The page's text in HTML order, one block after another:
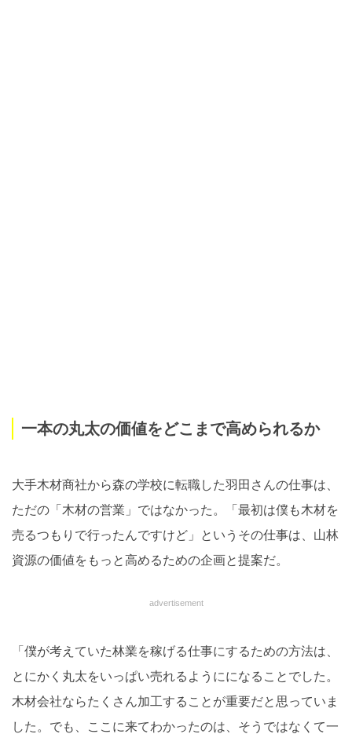
一本の丸太の価値をどこまで高められるか
大手木材商社から森の学校に転職した羽田さんの仕事は、
ただの「木材の営業」ではなかった。「最初は僕も木材を
売るつもりで行ったんですけど」というその仕事は、山林
資源の価値をもっと高めるための企画と提案だ。
advertisement
「僕が考えていた林業を稼げる仕事にするための方法は、
とにかく丸太をいっぱい売れるようにになることでした。
木材会社ならたくさん加工することが重要だと思っていま
した。でも、ここに来てわかったのは、そうではなくて一